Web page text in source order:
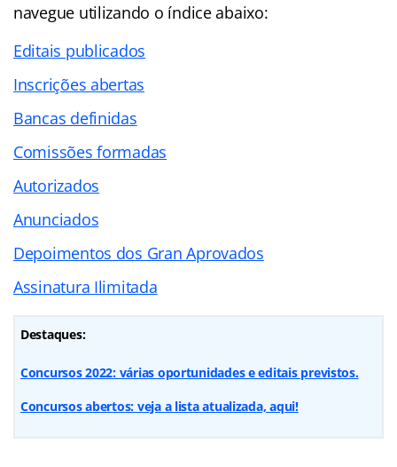
navegue utilizando o índice abaixo:
Editais publicados
Inscrições abertas
Bancas definidas
Comissões formadas
Autorizados
Anunciados
Depoimentos dos Gran Aprovados
Assinatura Ilimitada
Destaques:
Concursos 2022: várias oportunidades e editais previstos.
Concursos abertos: veja a lista atualizada, aqui!